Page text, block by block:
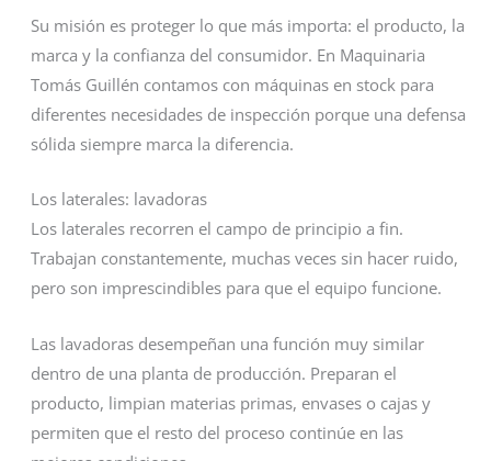
Su misión es proteger lo que más importa: el producto, la
marca y la confianza del consumidor. En Maquinaria
Tomás Guillén contamos con máquinas en stock para
diferentes necesidades de inspección porque una defensa
sólida siempre marca la diferencia.
Los laterales: lavadoras
Los laterales recorren el campo de principio a fin.
Trabajan constantemente, muchas veces sin hacer ruido,
pero son imprescindibles para que el equipo funcione.
Las lavadoras desempeñan una función muy similar
dentro de una planta de producción. Preparan el
producto, limpian materias primas, envases o cajas y
permiten que el resto del proceso continúe en las